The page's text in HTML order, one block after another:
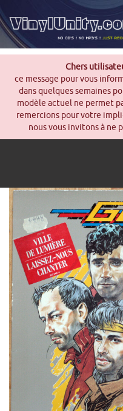
Chers
ce message pour vous
dans quelques semaines
modèle actuel ne permet
remercions pour votre
nous vous invitons à ne